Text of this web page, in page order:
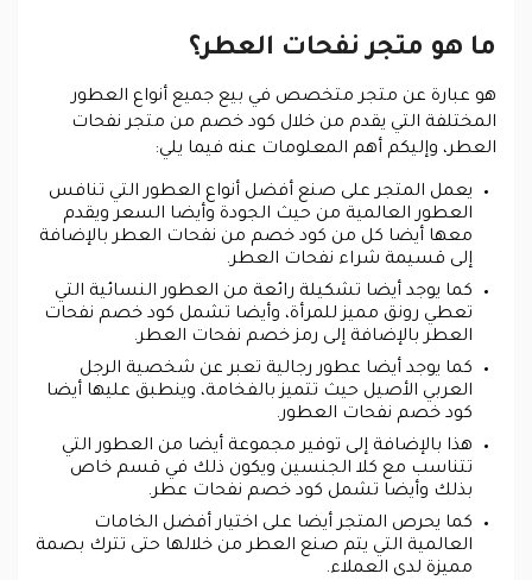
ما هو متجر نفحات العطر؟
هو عبارة عن متجر متخصص في بيع جميع أنواع العطور
المختلفة التي يقدم من خلال كود خصم من متجر نفحات
العطر، وإليكم أهم المعلومات عنه فيما يلي:
يعمل المتجر على صنع أفضل أنواع العطور التي تنافس
العطور العالمية من حيث الجودة وأيضا السعر ويقدم
معها أيضا كل من كود خصم من نفحات العطر بالإضافة
إلى قسيمة شراء نفحات العطر.
كما يوجد أيضا تشكيلة رائعة من العطور النسائية التي
تعطي رونق مميز للمرأة، وأيضا تشمل كود خصم نفحات
العطر بالإضافة إلى رمز خصم نفحات العطر.
كما يوجد أيضا عطور رجالية تعبر عن شخصية الرجل
العربي الأصيل حيث تتميز بالفخامة، وينطبق عليها أيضا
كود خصم نفحات العطور.
هذا بالإضافة إلى توفير مجموعة أيضا من العطور التي
تتناسب مع كلا الجنسين ويكون ذلك في قسم خاص
بذلك وأيضا تشمل كود خصم نفحات عطر.
كما يحرص المتجر أيضا على اختيار أفضل الخامات
العالمية التي يتم صنع العطر من خلالها حتى تترك بصمة
مميزة لدى العملاء.